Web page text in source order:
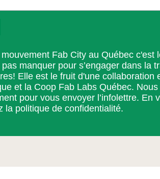
Fab City au Québec c'est
manquer pour s’engager dans la
Elle est le fruit d'une collaboration
et la Coop Fab Labs Québec.
pour vous envoyer l’infolettre. En
la politique de confidentialité.